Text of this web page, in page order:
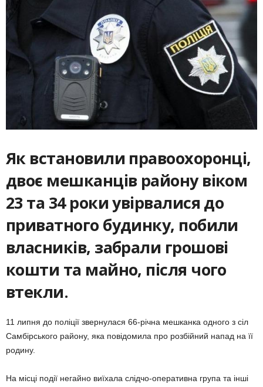
Як встановили правоохоронці,
двоє мешканців району віком
23 та 34 роки увірвалися до
приватного будинку, побили
власників, забрали грошові
кошти та майно, після чого
втекли.
11 липня до поліції звернулася 66-річна мешканка одного з сіл
Самбірського району, яка повідомила про розбійний напад на її
родину.
На місці події негайно виїхала слідчо-оперативна група та інші